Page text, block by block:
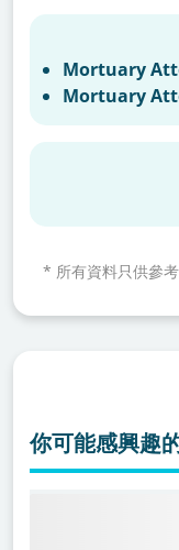
Mortuary
Mortuary
* 所有資料只供參
你可能感興趣